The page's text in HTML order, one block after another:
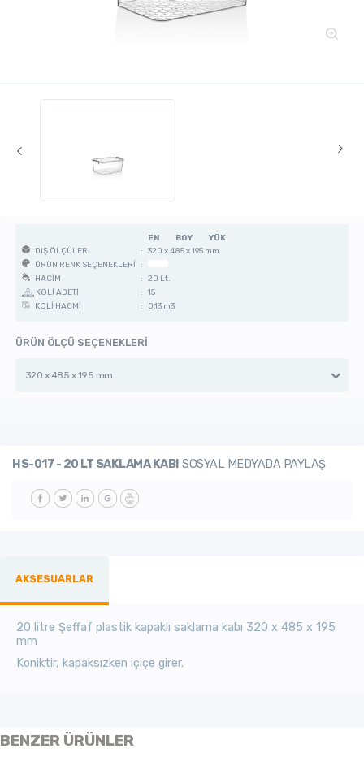
EN BOY
YÜK
DIŞ ÖLÇÜLER
: 320 x 485 x 195 mm
ÜRÜN RENK SEÇENEKLERİ :
HACİM
: 20 Lt.
KOLİ ADETİ
: 15
KOLİ HACMİ
: 0,13 m3
ÜRÜN ÖLÇÜ SEÇENEKLERİ
320 x 485 x 195 mm
HS-017 - 20 LT SAKLAMA KABI SOSYAL MEDYADA PAYLAŞ
AKSESUARLAR
20 litre Şeffaf plastik kapaklı saklama kabı 320 x 485 x 195
mm
Koniktir, kapaksızken içiçe girer.
BENZER ÜRÜNLER